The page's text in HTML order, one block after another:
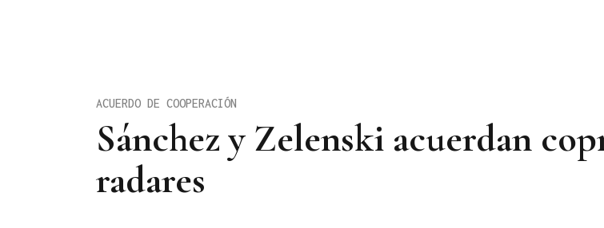
Sánchez y Zelenski acuerdan
radares
ACUERDO DE COOPERACIÓN